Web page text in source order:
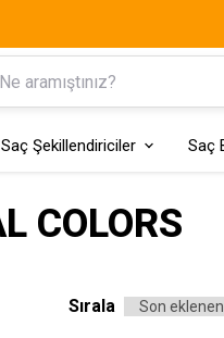
Saç Şekillendiriciler Saç
COLORS
Sırala